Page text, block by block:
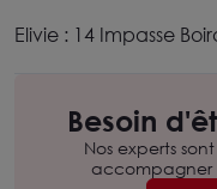
Elivie : 14 Impasse
Besoin
Nos experts
accompagner